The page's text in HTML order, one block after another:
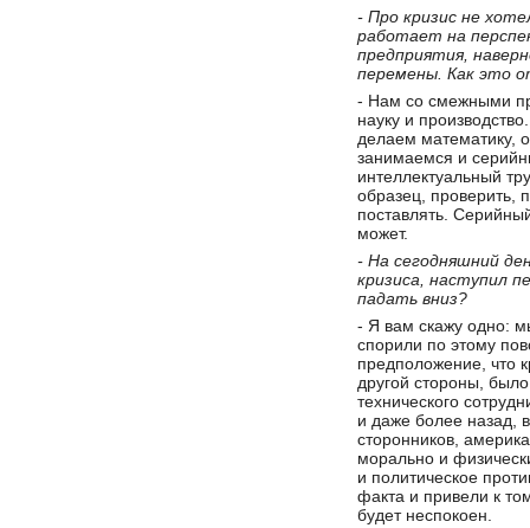
- Про кризис не
работает на
предприятия,
перемены. Как это
- Нам со смежными
науку и
делаем математику,
занимаемся и
интеллектуальный
образец, проверить,
поставлять.
может.
- На сегодняшний
кризиса, наступил
падать вниз?
- Я вам скажу одно:
спорили по этому
предположение, что
другой стороны,
технического
и даже более назад,
сторонников,
морально и
и политическое
факта и привели к
будет неспокоен.